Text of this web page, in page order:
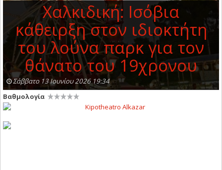
Χαλκιδική: Ισόβια
κάθειρξη στον ιδιοκτήτη
του λούνα παρκ για τον
θάνατο του 19χρονου
Σάββατο 13 Ιουνίου 2026 19:34
Βαθμολογία